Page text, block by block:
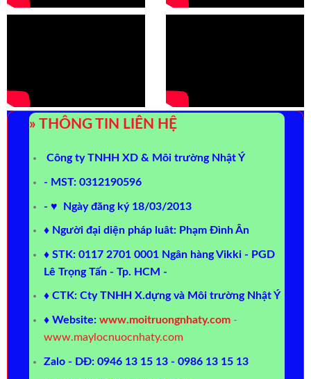
» THÔNG TIN LIÊN HỆ
Công ty TNHH XD & Môi trường Nhật Ý
- MST: 0312190596
- ♥ Ngày đăng ký 18/03/2013
♦ Người đại diện pháp luât: Phạm Đình Ân
♦ STK: 0117 2701 0001 Ngân hàng Vikki - PGD
Lê Trọng Tấn - Tp. HCM -
♦ CTK: Cty TNHH X.dựng và Môi trường Nhật Ý
♦ Website: www.moitruongnhaty.com -
www.maylocnuocnhaty.com
Zalo - DĐ: 0946 13 15 13 - 0986 13 15 13